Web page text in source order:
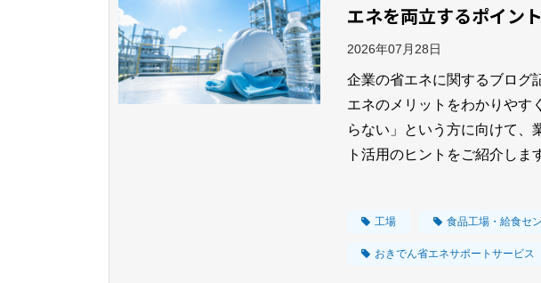
エネを両立するポイント
2026年07月28日
企業の省エネに関するブログ
エネのメリットをわかりやす
らない」という方に向けて、
ト活用のヒントをご紹介しま
工場 食品工場・給食セ
おきでん省エネサポートサービス